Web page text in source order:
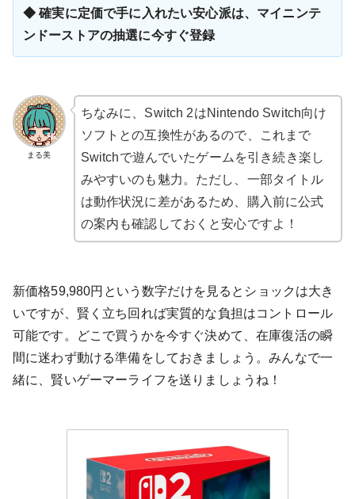
◆ 確実に定価で手に入れたい安心派は、マイニンテ
ンドーストアの抽選に今すぐ登録
まる美
ちなみに、Switch 2はNintendo Switch向け
ソフトとの互換性があるので、これまで
Switchで遊んでいたゲームを引き続き楽し
みやすいのも魅力。ただし、一部タイトル
は動作状況に差があるため、購入前に公式
の案内も確認しておくと安心ですよ！
新価格59,980円という数字だけを見るとショックは大き
いですが、賢く立ち回れば実質的な負担はコントロール
可能です。どこで買うかを今すぐ決めて、在庫復活の瞬
間に迷わず動ける準備をしておきましょう。みんなで一
緒に、賢いゲーマーライフを送りましょうね！